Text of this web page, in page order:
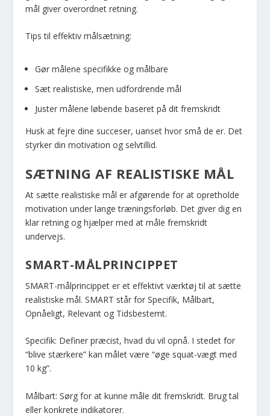
mål giver overordnet retning.
Tips til effektiv målsætning:
Gør målene specifikke og målbare
Sæt realistiske, men udfordrende mål
Juster målene løbende baseret på dit fremskridt
Husk at fejre dine succeser, uanset hvor små de er. Det
styrker din motivation og selvtillid.
SÆTNING AF REALISTISKE MÅL
At sætte realistiske mål er afgørende for at opretholde
motivation under lange træningsforløb. Det giver dig en
klar retning og hjælper med at måle fremskridt
undervejs.
SMART-MÅLPRINCIPPET
SMART-målprincippet er et effektivt værktøj til at sætte
realistiske mål. SMART står for Specifik, Målbart,
Opnåeligt, Relevant og Tidsbestemt.
Specifik: Definer præcist, hvad du vil opnå. I stedet for
“blive stærkere” kan målet være “øge squat-vægt med
10 kg”.
Målbart: Sørg for at kunne måle dit fremskridt. Brug tal
eller konkrete indikatorer.